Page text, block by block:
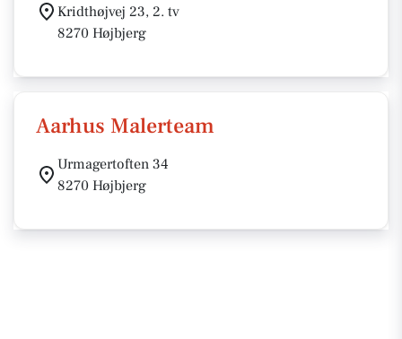
Kridthøjvej 23, 2. tv
8270 Højbjerg
Aarhus Malerteam
Urmagertoften 34
8270 Højbjerg